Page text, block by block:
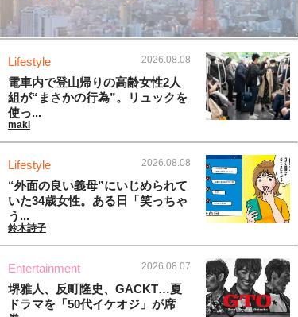
Lifestyle 2026.08.08
電車内で登山帰りの高齢女性2人
組が“まさかの行為”。リュックを
使っ...
maki
Lifestyle 2026.08.08
“外面の良い義母”にいじめられて
いた34歳女性。ある日「笑っちゃ
う...
鈴木詩子
Entertainment 2026.08.07
堺雅人、反町隆史、GACKT…夏
ドラマを「50代イケオジ」が席